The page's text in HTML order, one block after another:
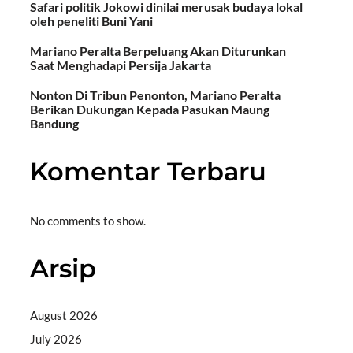
Safari politik Jokowi dinilai merusak budaya lokal
oleh peneliti Buni Yani
Mariano Peralta Berpeluang Akan Diturunkan
Saat Menghadapi Persija Jakarta
Nonton Di Tribun Penonton, Mariano Peralta
Berikan Dukungan Kepada Pasukan Maung
Bandung
Komentar Terbaru
No comments to show.
Arsip
August 2026
July 2026